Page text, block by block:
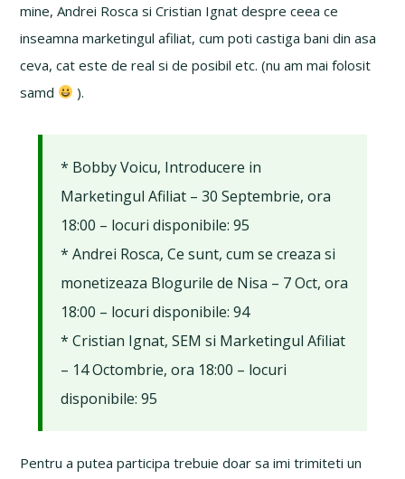
mine, Andrei Rosca si Cristian Ignat despre ceea ce
inseamna marketingul afiliat, cum poti castiga bani din asa
ceva, cat este de real si de posibil etc. (nu am mai folosit
samd
).
* Bobby Voicu, Introducere in
Marketingul Afiliat – 30 Septembrie, ora
18:00 – locuri disponibile: 95
* Andrei Rosca, Ce sunt, cum se creaza si
monetizeaza Blogurile de Nisa – 7 Oct, ora
18:00 – locuri disponibile: 94
* Cristian Ignat, SEM si Marketingul Afiliat
– 14 Octombrie, ora 18:00 – locuri
disponibile: 95
Pentru a putea participa trebuie doar sa imi trimiteti un